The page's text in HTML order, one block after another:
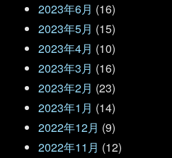
2023年6月 (16)
2023年5月 (15)
2023年4月 (10)
2023年3月 (16)
2023年2月 (23)
2023年1月 (14)
2022年12月 (9)
2022年11月 (12)